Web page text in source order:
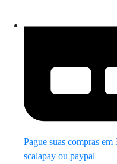
Pague suas compras
scalapay ou paypal